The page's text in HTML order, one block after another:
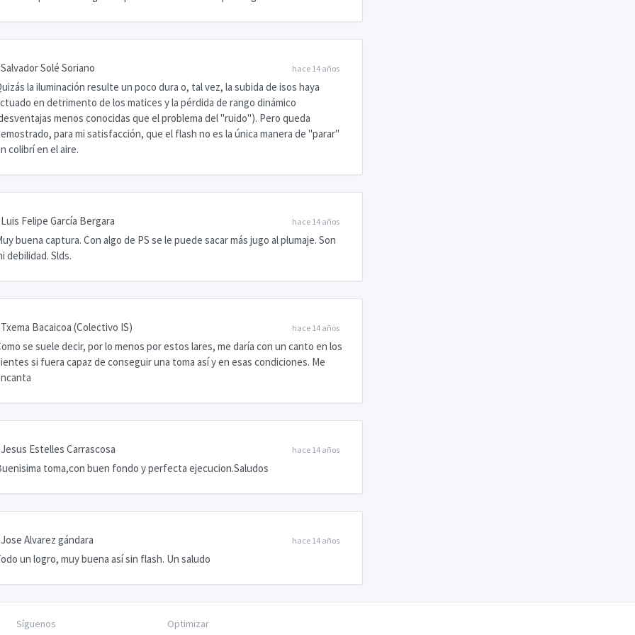
hace 14 años
Salvador Solé Soriano
la iluminación resulte un poco dura o, tal vez, la subida de isos haya
en detrimento de los matices y la pérdida de rango dinámico
menos conocidas que el problema del "ruido"). Pero queda
para mi satisfacción, que el flash no es la única manera de "parar"
colibrí en el aire.
hace 14 años
Luis Felipe García Bergara
buena captura. Con algo de PS se le puede sacar más jugo al plumaje. Son
debilidad. Slds.
hace 14 años
Txema Bacaicoa (Colectivo IS)
se suele decir, por lo menos por estos lares, me daría con un canto en los
si fuera capaz de conseguir una toma así y en esas condiciones. Me
hace 14 años
Jesus Estelles Carrascosa
toma,con buen fondo y perfecta ejecucion.Saludos
hace 14 años
Jose Alvarez gándara
un logro, muy buena así sin flash. Un saludo
Síguenos
Optimizar